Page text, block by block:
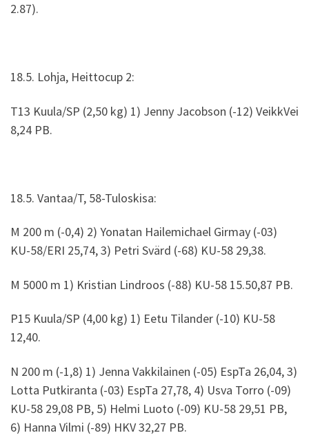
2.87).
18.5. Lohja, Heittocup 2:
T13 Kuula/SP (2,50 kg) 1) Jenny Jacobson (-12) VeikkVei
8,24 PB.
18.5. Vantaa/T, 58-Tuloskisa:
M 200 m (-0,4) 2) Yonatan Hailemichael Girmay (-03)
KU-58/ERI 25,74, 3) Petri Svärd (-68) KU-58 29,38.
M 5000 m 1) Kristian Lindroos (-88) KU-58 15.50,87 PB.
P15 Kuula/SP (4,00 kg) 1) Eetu Tilander (-10) KU-58
12,40.
N 200 m (-1,8) 1) Jenna Vakkilainen (-05) EspTa 26,04, 3)
Lotta Putkiranta (-03) EspTa 27,78, 4) Usva Torro (-09)
KU-58 29,08 PB, 5) Helmi Luoto (-09) KU-58 29,51 PB,
6) Hanna Vilmi (-89) HKV 32,27 PB.